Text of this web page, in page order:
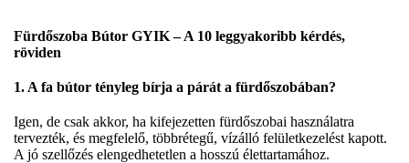
Fürdőszoba Bútor GYIK – A 10 leggyakoribb kérdés,
röviden
1. A fa bútor tényleg bírja a párát a fürdőszobában?
Igen, de csak akkor, ha kifejezetten fürdőszobai használatra
tervezték, és megfelelő, többrétegű, vízálló felületkezelést kapott.
A jó szellőzés elengedhetetlen a hosszú élettartamához.